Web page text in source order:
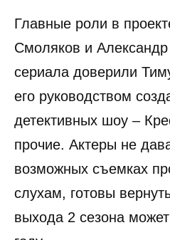
Главные роли в
Смоляков и
сериала доверили
его руководством
детективных шоу –
прочие. Актеры не
возможных съемках
слухам, готовы
выхода 2 сезона